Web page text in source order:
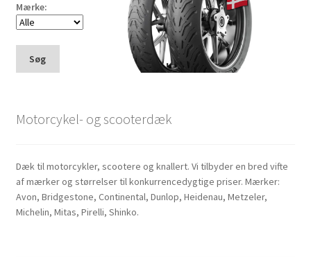
Mærke:
Søg
Motorcykel- og scooterdæk
Dæk til motorcykler, scootere og knallert. Vi tilbyder en bred vifte
af mærker og størrelser til konkurrencedygtige priser. Mærker:
Avon, Bridgestone, Continental, Dunlop, Heidenau, Metzeler,
Michelin, Mitas, Pirelli, Shinko.